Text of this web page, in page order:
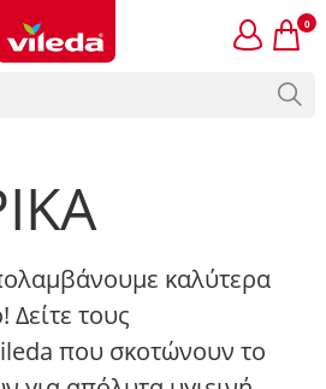
0
καλύτερα
Δείτε τους
που σκοτώνουν το